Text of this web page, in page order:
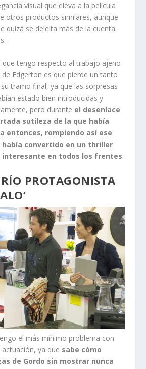
visual que eleva a la película
otros productos similares, aunque
quizá se deleita más de la cuenta
que tengo respecto al trabajo ajeno
Edgerton es que pierde un tanto
tramo final, ya que las sorpresas
estado bien introducidas y
pero durante el desenlace
sutileza de la que había
entonces, rompiendo así ese
había convertido en un thriller
interesante en todos los frentes.
PROTAGONISTA
el más mínimo problema con
ya que sabe cómo
de Gordo sin mostrar nunca